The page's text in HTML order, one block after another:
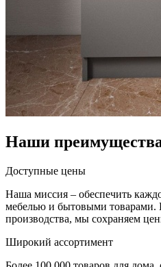
Наши
Доступные цены
Наша миссия – обеспечить
мебелью и бытовыми товарами.
производства, мы сохраняем
Широкий ассортимент